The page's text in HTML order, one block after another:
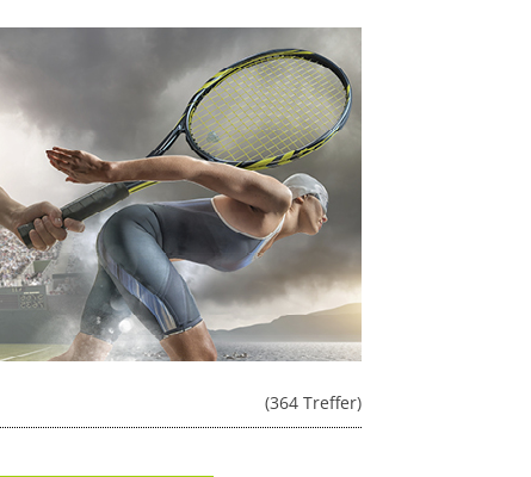
(364 Treffer)